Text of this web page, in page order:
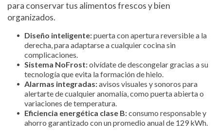
para conservar tus alimentos frescos y bien
organizados.
Diseño inteligente:puerta con apertura reversible a la
derecha, para adaptarse a cualquier cocina sin
complicaciones.
Sistema NoFrost:olvídate de descongelar gracias a su
tecnología que evita la formación de hielo.
Alarmas integradas:avisos visuales y sonoros para
alertarte de cualquier anomalía, como puerta abierta o
variaciones de temperatura.
Eficiencia energética clase B:consumo responsable y
ahorro garantizado con un promedio anual de 129 kWh.